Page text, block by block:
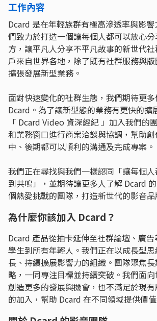
工作內容
Dcard 是在年輕族群有極高滲透率與影
們致力於打造一個讓每個人都可以放心
方，讓平凡人分享不平凡故事的新世代
戶來自世界各地，除了既有社群服務與
擴張發展新型業務。
面對快速變化的社群生態，我們期待更
Dcard。為了讓新型態的業務有更快的擴
「 Dcard Video 資深經紀 」加入我們的
和業務窗口進行商案洽談與協調，幫助創
中、後期都可以順利的溝通及完成專案。
我們正在尋找與我們一樣認同「讓每個
到共鳴」，並期待讓更多人了解 Dcard
個熱愛挑戰的團隊，打造新世代的影音品
為什麼你該加入 Dcard？
Dcard 產品從抽卡延伸至社群論壇、廣
學生到所有年輕人。我們正在以成長型
長、持續擴展影響力的組織。團隊聚焦
略，一同專注目標並持續突破。我們面
創造更多的發展與機會，也不滿足於現
的加入，幫助 Dcard 在不同領域提供價